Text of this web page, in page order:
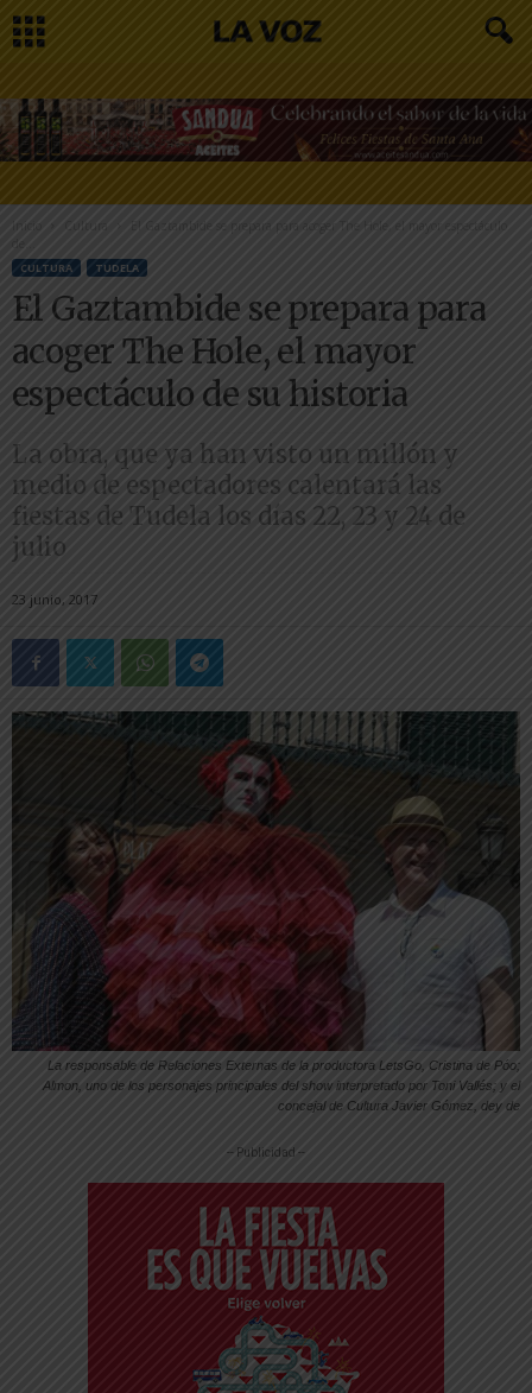
Inicio Cultura
El Gaztambide se prepara para acoger The Hole, el mayor espectáculo
CULTURA TUDELA
El Gaztambide se prepara para
acoger The Hole, el mayor
espectáculo de su historia
La obra, que ya han visto un millón y
medio de espectadores calentará las
fiestas de Tudela los días 22, 23 y 24 de
julio
23 junio, 2017
La responsable de Relaciones Externas de la productora LetsGo, Cristina de Póo;
Almon, uno de los personajes principales del show interpretado por Toni Vallés; y el
concejal de Cultura Javier Gómez, dey de
-- Publicidad --